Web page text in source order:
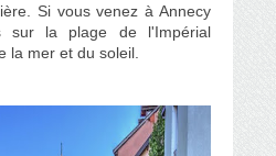
Si vous venez à Annecy
sur la plage de l'Impérial
la mer et du soleil.